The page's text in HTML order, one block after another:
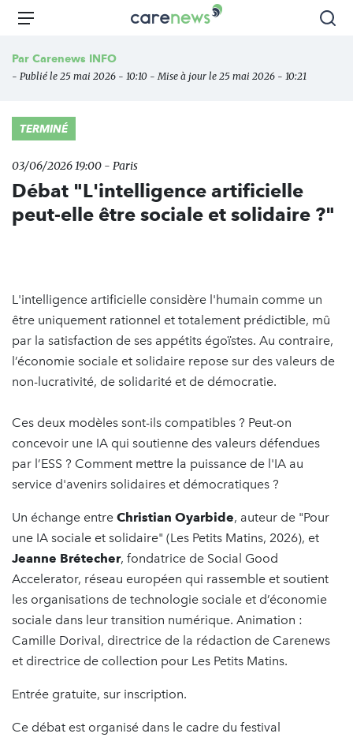
Aller
principal
Carenews,
des
Menu
Par Carenews INFO
- Publié le 25 mai 2026 - 10:10 - Mise à jour le 25 mai 2026 - 10:21
TERMINÉ
03/06/2026 19:00 - Paris
Débat "L'intelligence artificielle
peut-elle être sociale et solidaire ?"
L'intelligence artificielle considère l'humain comme un
être uniquement rationnel et totalement prédictible, mû
par la satisfaction de ses appétits égoïstes. Au contraire,
l’économie sociale et solidaire repose sur des valeurs de
non-lucrativité, de solidarité et de démocratie.
Ces deux modèles sont-ils compatibles ? Peut-on
concevoir une IA qui soutienne des valeurs défendues
par l’ESS ? Comment mettre la puissance de l'IA au
service d'avenirs solidaires et démocratiques ?
Un échange entre Christian Oyarbide, auteur de "Pour
une IA sociale et solidaire" (Les Petits Matins, 2026), et
Jeanne Brétecher, fondatrice de Social Good
Accelerator, réseau européen qui rassemble et soutient
les organisations de technologie sociale et d’économie
sociale dans leur transition numérique. Animation :
Camille Dorival, directrice de la rédaction de Carenews
et directrice de collection pour Les Petits Matins.
Entrée gratuite, sur inscription.
Ce débat est organisé dans le cadre du festival